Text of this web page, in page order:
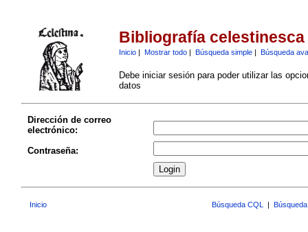
Bibliografía celestinesca
Inicio| Mostrar todo| Búsqueda simple| Búsqueda
Debe iniciar sesión para poder utilizar las
datos
Dirección de correo
electrónico:
Contraseña:
Inicio Búsqueda CQL |